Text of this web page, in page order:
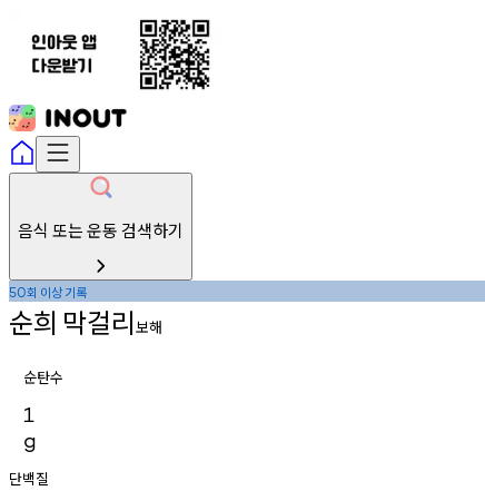
음식 또는 운동 검색하기
50회 이상기록
순희 막걸리보해
순탄수
1
g
단백질